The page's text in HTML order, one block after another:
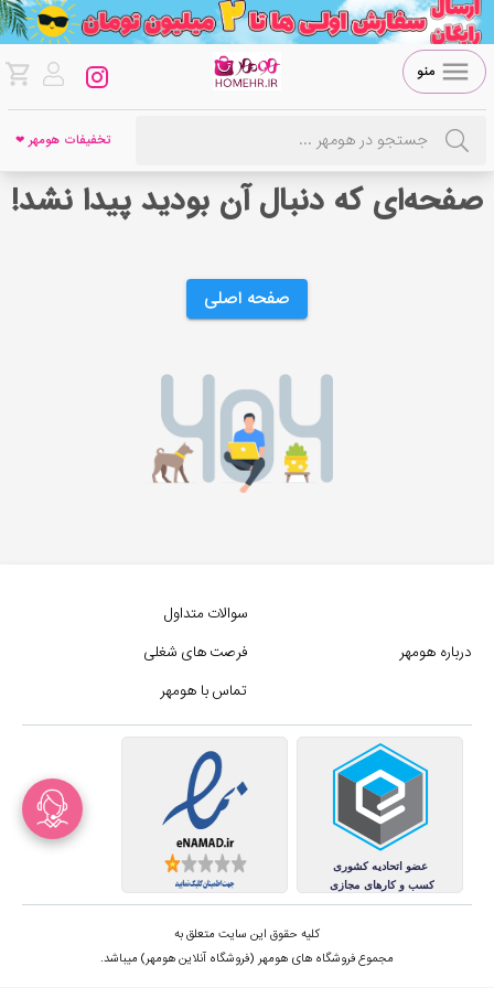
منو
تخفیفات هومهر ❤
صفحه‌ای که دنبال آن بودید پیدا نشد!
صفحه اصلی
درباره هومهر
سوالات متداول
فرصت های شغلی
تماس با هومهر
کلیه حقوق این سایت متعلق به
مجموع فروشگاه های هومهر (فروشگاه آنلاین هومهر) میباشد.